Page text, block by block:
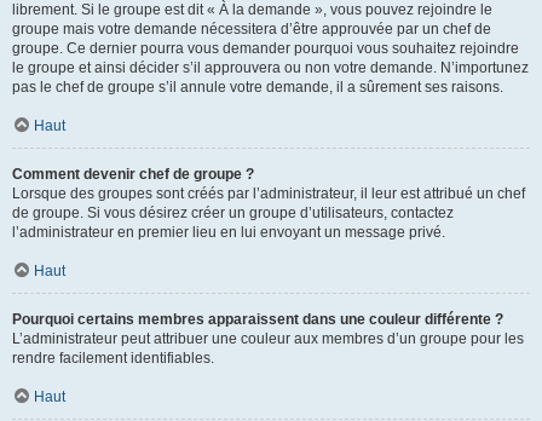
librement. Si le groupe est dit « À la demande », vous pouvez rejoindre le
groupe mais votre demande nécessitera d’être approuvée par un chef de
groupe. Ce dernier pourra vous demander pourquoi vous souhaitez rejoindre
le groupe et ainsi décider s’il approuvera ou non votre demande. N’importunez
pas le chef de groupe s’il annule votre demande, il a sûrement ses raisons.
Haut
Comment devenir chef de groupe ?
Lorsque des groupes sont créés par l’administrateur, il leur est attribué un chef
de groupe. Si vous désirez créer un groupe d’utilisateurs, contactez
l’administrateur en premier lieu en lui envoyant un message privé.
Haut
Pourquoi certains membres apparaissent dans une couleur différente ?
L’administrateur peut attribuer une couleur aux membres d’un groupe pour les
rendre facilement identifiables.
Haut